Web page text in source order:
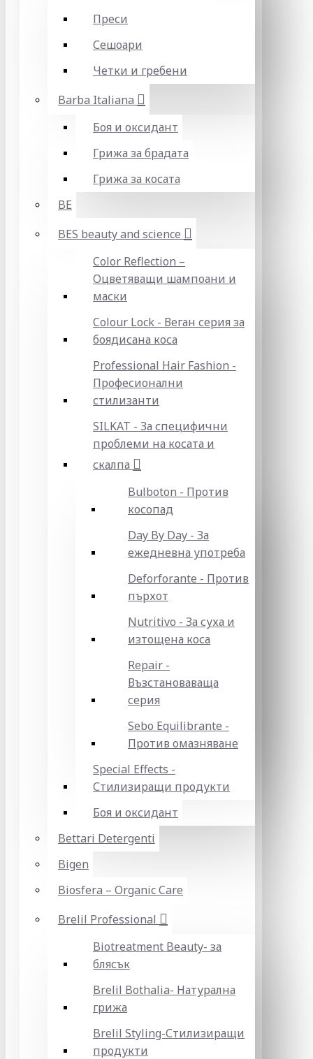
Преси
Сешоари
Четки и гребени
Barba Italiana
Боя и оксидант
Грижа за брадата
Грижа за косата
BE
BES beauty and science
Color Reflection –
Оцветяващи шампоани и
маски
Colour Lock - Веган серия за
боядисана коса
Professional Hair Fashion -
Професионални
стилизанти
SILKAT - За специфични
проблеми на косата и
скалпа
Bulboton - Против
косопад
Day By Day - За
ежедневна употреба
Deforforante - Против
пърхот
Nutritivo - За суха и
изтощена коса
Repair -
Възстановаваща
серия
Sebo Equilibrante -
Против омазняване
Special Effects -
Стилизиращи продукти
Боя и оксидант
Bettari Detergenti
Bigen
Biosfera – Organic Care
Brelil Professional
Biotreatment Beauty- за
блясък
Brelil Bothalia- Натурална
грижа
Brelil Styling-Стилизиращи
продукти